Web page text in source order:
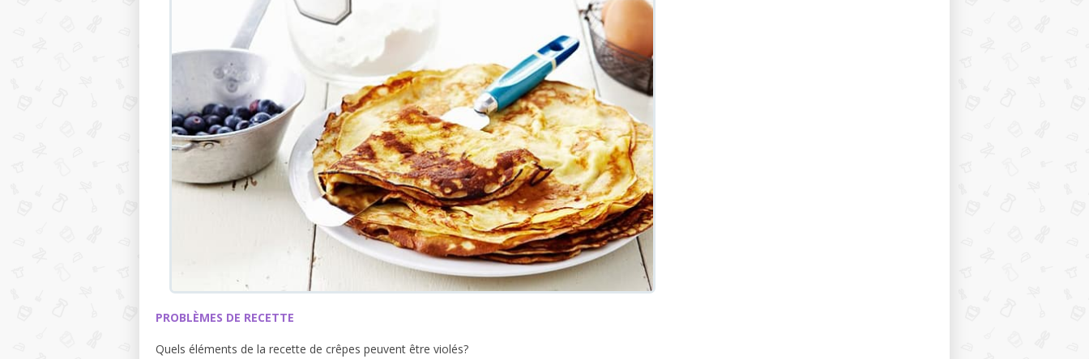
PROBLÈMES DE RECETTE
Quels éléments de la recette de crêpes peuvent être violés?